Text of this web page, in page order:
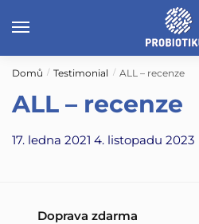
Domů / Testimonial / ALL – recenze
ALL – recenze
17. ledna 2021 4. listopadu 2023
Doprava zdarma